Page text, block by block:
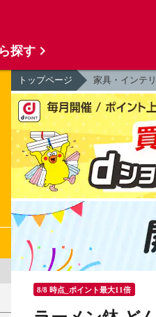
トップページ 家具・インテ
8/8 時点_ポイント最大11倍
探す